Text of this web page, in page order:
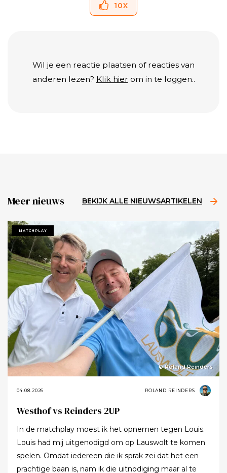
10X
Wil je een reactie plaatsen of reacties van
anderen lezen? Klik hier om in te loggen..
Meer nieuws BEKIJK ALLE NIEUWSARTIKELEN
MATCHPLAY
© Roland Reinders
04.08.2026 ROLAND REINDERS
Westhof vs Reinders 2UP
In de matchplay moest ik het opnemen tegen Louis.
Louis had mij uitgenodigd om op Lauswolt te komen
spelen. Omdat iedereen die ik sprak zei dat het een
prachtige baan is, nam ik die uitnodiging maar al te